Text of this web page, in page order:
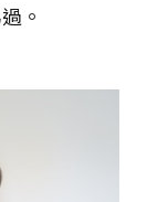
。